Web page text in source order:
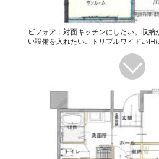
ビフォア：対面キッチンにしたい。収納
い設備を入れたい。トリプルワイドいIH